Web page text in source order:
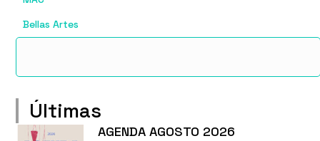
Bellas Artes
Últimas
AGENDA AGOSTO 2026